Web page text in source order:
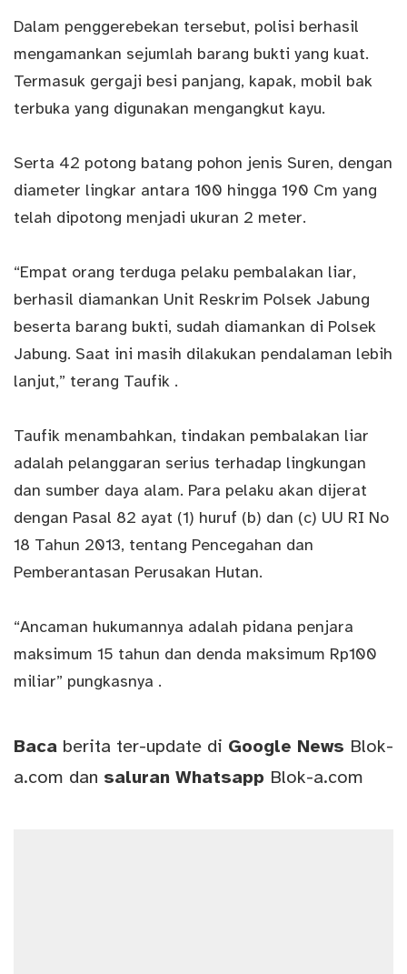
Dalam penggerebekan tersebut, polisi berhasil
mengamankan sejumlah barang bukti yang kuat.
Termasuk gergaji besi panjang, kapak, mobil bak
terbuka yang digunakan mengangkut kayu.
Serta 42 potong batang pohon jenis Suren, dengan
diameter lingkar antara 100 hingga 190 Cm yang
telah dipotong menjadi ukuran 2 meter.
“Empat orang terduga pelaku pembalakan liar,
berhasil diamankan Unit Reskrim Polsek Jabung
beserta barang bukti, sudah diamankan di Polsek
Jabung. Saat ini masih dilakukan pendalaman lebih
lanjut,” terang Taufik .
Taufik menambahkan, tindakan pembalakan liar
adalah pelanggaran serius terhadap lingkungan
dan sumber daya alam. Para pelaku akan dijerat
dengan Pasal 82 ayat (1) huruf (b) dan (c) UU RI No
18 Tahun 2013, tentang Pencegahan dan
Pemberantasan Perusakan Hutan.
“Ancaman hukumannya adalah pidana penjara
maksimum 15 tahun dan denda maksimum Rp100
miliar” pungkasnya .
Baca berita ter-update di Google News Blok-
a.com dan saluran Whatsapp Blok-a.com